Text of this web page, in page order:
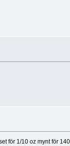
för 1/10 oz mynt för